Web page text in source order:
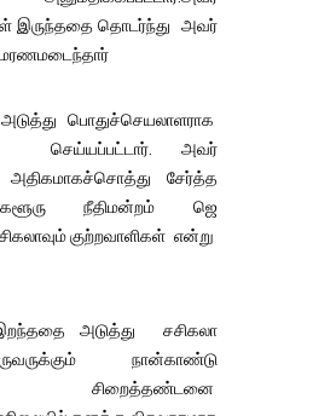
இருந்ததை தொடர்ந்து அவர்
மரணமடைந்தார்
பொதுச்செயலாளராக
செய்யப்பட்டார். அவர்
சேர்த்த
நீதிமன்றம் ஜெ
குற்றவாளிகள் என்று
அடுத்து சசிகலா
நான்காண்டு
சிறைத்தண்டனை